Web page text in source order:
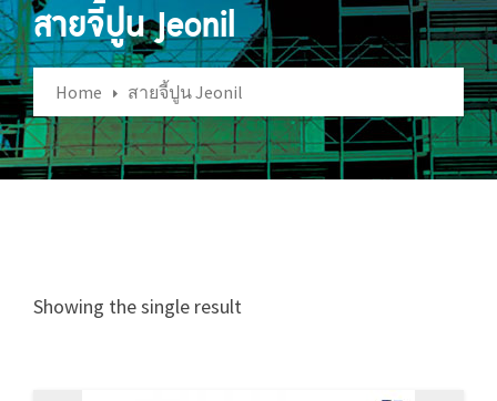
สายจี้ปูน Jeonil
Home สายจี้ปูน Jeonil
Showing the single result